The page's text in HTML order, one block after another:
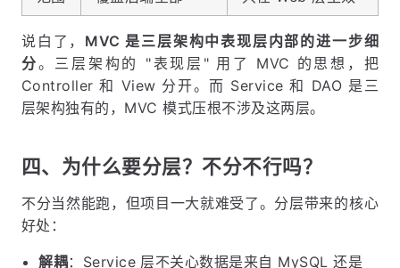
说白了， MVC 是三层架构中表现层内部的进一步细
分。三层架构的 "表现层" 用了 MVC 的思想，把
Controller 和 View 分开。而 Service 和 DAO 是三
层架构独有的，MVC 模式压根不涉及这两层。
四、为什么要分层？不分不行吗？
不分当然能跑，但项目一大就难受了。分层带来的核心
好处：
解耦：Service 层不关心数据是来自 MySQL 还是